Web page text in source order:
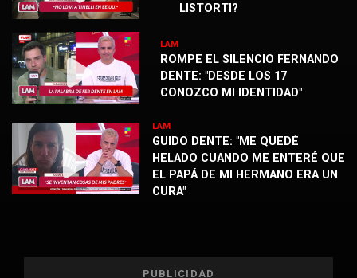
LISTORTI?
LAM
ROMPE EL SILENCIO FERNANDO
DENTE: "DESDE LOS 17
CONOZCO MI IDENTIDAD"
LAM
GUIDO DENTE: "ME QUEDÉ
HELADO CUANDO ME ENTERÉ QUE
EL PAPÁ DE MI HERMANO ERA UN
CURA"
PUBLICIDAD